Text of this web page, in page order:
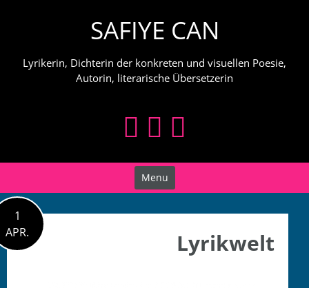
SAFIYE CAN
Lyrikerin, Dichterin der konkreten und visuellen Poesie,
Autorin, literarische Übersetzerin
Menu
1
APR.
Lyrikwelt